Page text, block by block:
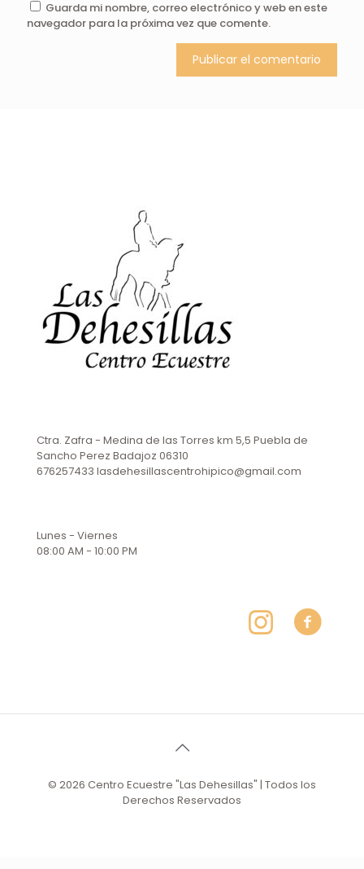
Guarda mi nombre, correo electrónico y web en este
navegador para la próxima vez que comente.
Ctra. Zafra - Medina de las Torres km 5,5 Puebla de
Sancho Perez Badajoz 06310
676257433 lasdehesillascentrohipico@gmail.com
Lunes - Viernes
08:00 AM - 10:00 PM
© 2026 Centro Ecuestre "Las Dehesillas" | Todos los
Derechos Reservados